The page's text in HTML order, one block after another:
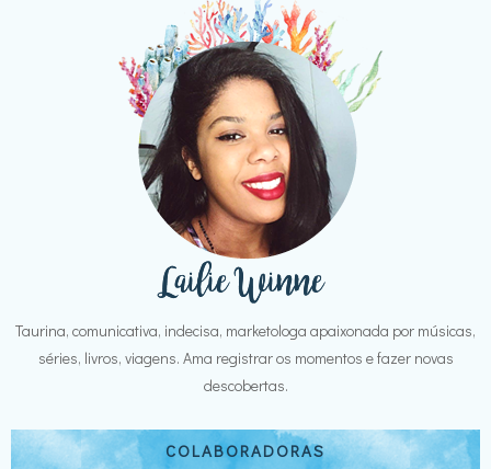
Taurina, comunicativa, indecisa, marketologa apaixonada por músicas,
séries, livros, viagens. Ama registrar os momentos e fazer novas
descobertas.
COLABORADORAS